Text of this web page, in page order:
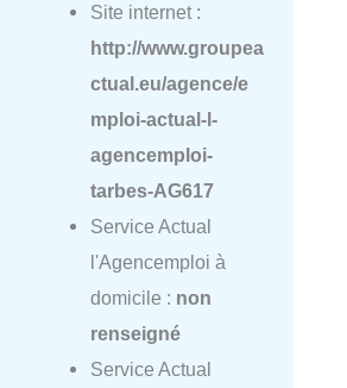
Site internet :
http://www.groupea
ctual.eu/agence/e
mploi-actual-l-
agencemploi-
tarbes-AG617
Service Actual
l'Agencemploi à
domicile : non
renseigné
Service Actual